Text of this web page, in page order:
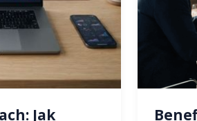
Jak